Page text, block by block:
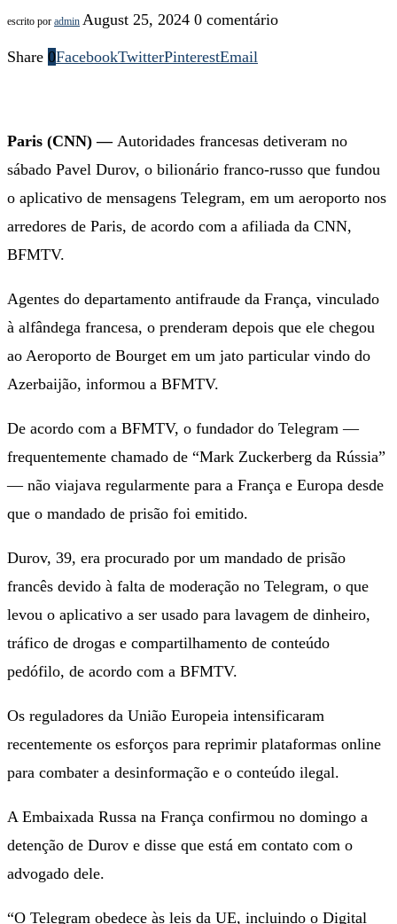
escrito por admin August 25, 2024 0 comentário
Share 0FacebookTwitterPinterestEmail
Paris (CNN) — Autoridades francesas detiveram no
sábado Pavel Durov, o bilionário franco-russo que fundou
o aplicativo de mensagens Telegram, em um aeroporto nos
arredores de Paris, de acordo com a afiliada da CNN,
BFMTV.
Agentes do departamento antifraude da França, vinculado
à alfândega francesa, o prenderam depois que ele chegou
ao Aeroporto de Bourget em um jato particular vindo do
Azerbaijão, informou a BFMTV.
De acordo com a BFMTV, o fundador do Telegram —
frequentemente chamado de “Mark Zuckerberg da Rússia”
— não viajava regularmente para a França e Europa desde
que o mandado de prisão foi emitido.
Durov, 39, era procurado por um mandado de prisão
francês devido à falta de moderação no Telegram, o que
levou o aplicativo a ser usado para lavagem de dinheiro,
tráfico de drogas e compartilhamento de conteúdo
pedófilo, de acordo com a BFMTV.
Os reguladores da União Europeia intensificaram
recentemente os esforços para reprimir plataformas online
para combater a desinformação e o conteúdo ilegal.
A Embaixada Russa na França confirmou no domingo a
detenção de Durov e disse que está em contato com o
advogado dele.
“O Telegram obedece às leis da UE, incluindo o Digital